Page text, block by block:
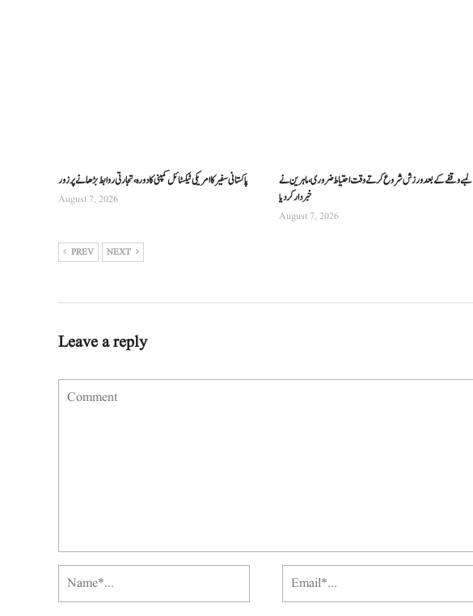
پاکستانی سفیر کا امریکی ٹیکسٹائل کمپنی کا دورہ، تجارتی روابط بڑھانے پر زور
August 7, 2026
لمبے وقفے کے بعد ورزش شروع کرتے وقت احتیاط ضروری، ماہرین نے
خبردار کردیا
August 7, 2026
PREV NEXT
Leave a reply